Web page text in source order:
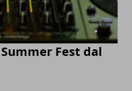
Fest dal